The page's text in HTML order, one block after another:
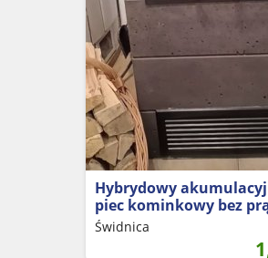
Hybrydowy
piec kominkowy bez
Świdnica